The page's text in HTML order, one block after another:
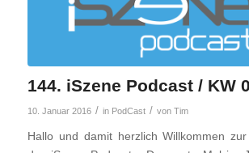
144. iSzene Podcast / KW
10. Januar 2016 / in PodCast / von Tim
Hallo und damit herzlich Willkommen